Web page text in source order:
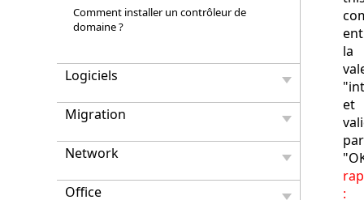
Comment installer un contrôleur de
domaine ?
Logiciels
Migration
Network
Office
la
et
par
: